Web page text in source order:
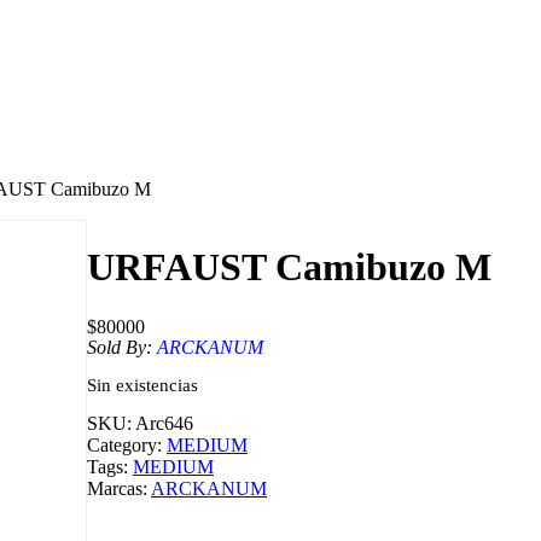
Camibuzo M
URFAUST Camibuzo M
$80000
Sold By: ARCKANUM
Sin existencias
SKU: Arc646
Category: MEDIUM
Tags: MEDIUM
Marcas: ARCKANUM